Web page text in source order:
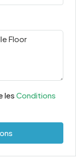
les Conditions